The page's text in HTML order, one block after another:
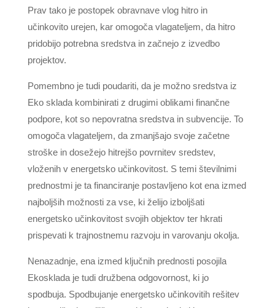
Prav tako je postopek obravnave vlog hitro in
učinkovito urejen, kar omogoča vlagateljem, da hitro
pridobijo potrebna sredstva in začnejo z izvedbo
projektov.
Pomembno je tudi poudariti, da je možno sredstva iz
Eko sklada kombinirati z drugimi oblikami finančne
podpore, kot so nepovratna sredstva in subvencije. To
omogoča vlagateljem, da zmanjšajo svoje začetne
stroške in dosežejo hitrejšo povrnitev sredstev,
vloženih v energetsko učinkovitost. S temi številnimi
prednostmi je ta financiranje postavljeno kot ena izmed
najboljših možnosti za vse, ki želijo izboljšati
energetsko učinkovitost svojih objektov ter hkrati
prispevati k trajnostnemu razvoju in varovanju okolja.
Nenazadnje, ena izmed ključnih prednosti posojila
Ekosklada je tudi družbena odgovornost, ki jo
spodbuja. Spodbujanje energetsko učinkovitih rešitev